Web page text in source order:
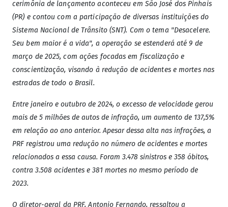
cerimônia de lançamento aconteceu em São José dos Pinhais
(PR) e contou com a participação de diversas instituições do
Sistema Nacional de Trânsito (SNT). Com o tema "Desacelere.
Seu bem maior é a vida", a operação se estenderá até 9 de
março de 2025, com ações focadas em fiscalização e
conscientização, visando à redução de acidentes e mortes nas
estradas de todo o Brasil.
Entre janeiro e outubro de 2024, o excesso de velocidade gerou
mais de 5 milhões de autos de infração, um aumento de 137,5%
em relação ao ano anterior. Apesar dessa alta nas infrações, a
PRF registrou uma redução no número de acidentes e mortes
relacionados a essa causa. Foram 3.478 sinistros e 358 óbitos,
contra 3.508 acidentes e 381 mortes no mesmo período de
2023.
O diretor-geral da PRF, Antonio Fernando, ressaltou a